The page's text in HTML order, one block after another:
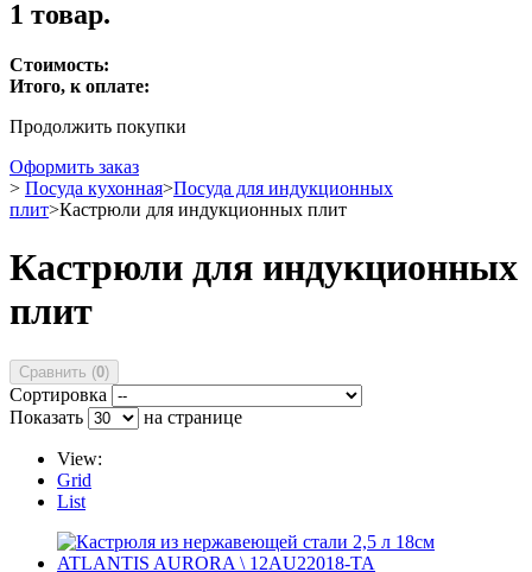
1 товар.
Стоимость:
Итого, к оплате:
Продолжить покупки
Оформить заказ
> Посуда кухонная>Посуда для индукционных
плит>Кастрюли для индукционных плит
Кастрюли для индукционных
плит
Сравнить (0)
Сортировка
Показать
на странице
View:
Grid
List